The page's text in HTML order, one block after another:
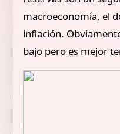
macroeconomía, el
inflación.
bajo pero es mejor